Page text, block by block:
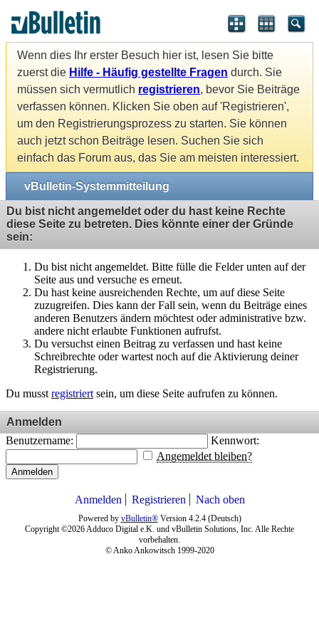
Wenn dies Ihr erster Besuch hier ist, lesen Sie bitte
zuerst die Hilfe - Häufig gestellte Fragen durch. Sie
müssen sich vermutlich registrieren, bevor Sie Beiträge
verfassen können. Klicken Sie oben auf 'Registrieren',
um den Registrierungsprozess zu starten. Sie können
auch jetzt schon Beiträge lesen. Suchen Sie sich
einfach das Forum aus, das Sie am meisten interessiert.
vBulletin-Systemmitteilung
Du bist nicht angemeldet oder du hast keine Rechte
diese Seite zu betreten. Dies könnte einer der Gründe
sein:
Du bist nicht angemeldet. Bitte fülle die Felder unten auf der
Seite aus und versuche es erneut.
Du hast keine ausreichenden Rechte, um auf diese Seite
zuzugreifen. Dies kann der Fall sein, wenn du Beiträge eines
anderen Benutzers ändern möchtest oder administrative bzw.
andere nicht erlaubte Funktionen aufrufst.
Du versuchst einen Beitrag zu verfassen und hast keine
Schreibrechte oder wartest noch auf die Aktivierung deiner
Registrierung.
Du musst registriert sein, um diese Seite aufrufen zu können.
Anmelden
Benutzername:
Kennwort:
Angemeldet bleiben?
Anmelden
Anmelden Registrieren Nach oben
Powered by vBulletin®Version 4.2.4 (Deutsch)
Copyright ©2026 Adduco Digital e.K. und vBulletin Solutions, Inc. Alle Rechte
vorbehalten.
© Anko Ankowitsch 1999-2020